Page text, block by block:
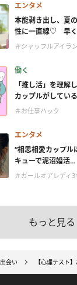
エンタメ
本能剥き出し、夏
性に一直線♡ 早
＃シャッフルアイラ
働く
「推し活」を理解
カップルがしてい
＃お仕事ハック
エンタメ
“相思相愛カップル
キューで泥沼婚活...
＃ガールオアレディ3
もっと見る
出会い 【心理テスト